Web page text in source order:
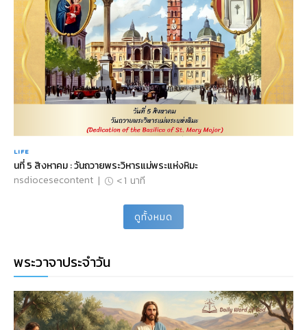
LIFE
นที่ 5 สิงหาคม : วันถวายพระวิหารแม่พระแห่งหิมะ
nsdiocesecontent | < 1 นาที
ดูทั้งหมด
พระวาจาประจำวัน